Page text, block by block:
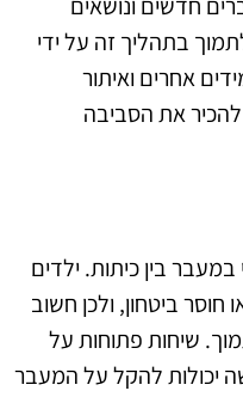
חדשים ונושאים
בתהליך זה על ידי
אחרים ואיתור
להכיר את הסביבה
בין כיתות. ילדים
ביטחון, ולכן חשוב
שיחות פתוחות על
יכולות להקל על המעבר